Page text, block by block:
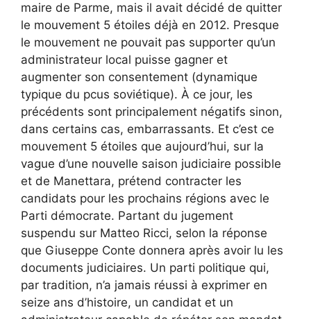
maire de Parme, mais il avait décidé de quitter
le mouvement 5 étoiles déjà en 2012. Presque
le mouvement ne pouvait pas supporter qu’un
administrateur local puisse gagner et
augmenter son consentement (dynamique
typique du pcus soviétique). À ce jour, les
précédents sont principalement négatifs sinon,
dans certains cas, embarrassants. Et c’est ce
mouvement 5 étoiles que aujourd’hui, sur la
vague d’une nouvelle saison judiciaire possible
et de Manettara, prétend contracter les
candidats pour les prochains régions avec le
Parti démocrate. Partant du jugement
suspendu sur Matteo Ricci, selon la réponse
que Giuseppe Conte donnera après avoir lu les
documents judiciaires. Un parti politique qui,
par tradition, n’a jamais réussi à exprimer en
seize ans d’histoire, un candidat et un